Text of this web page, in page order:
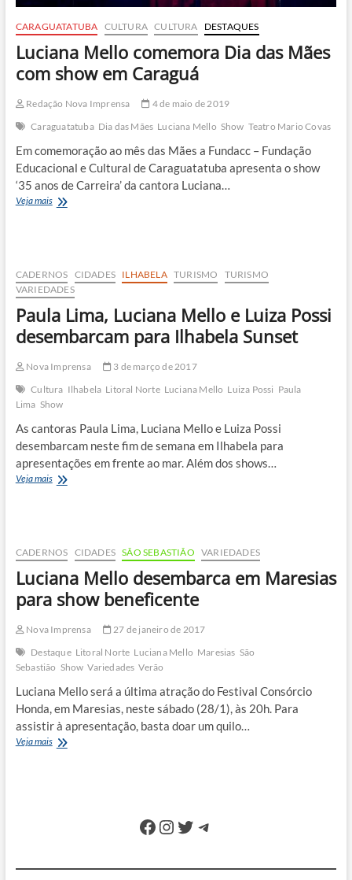
CARAGUATATUBA CULTURA CULTURA DESTAQUES
Luciana Mello comemora Dia das Mães
com show em Caraguá
Redação Nova Imprensa
4 de maio de 2019
Caraguatatuba Dia das Mães Luciana Mello Show Teatro Mario Covas
Em comemoração ao mês das Mães a Fundacc – Fundação
Educacional e Cultural de Caraguatatuba apresenta o show
‘35 anos de Carreira’ da cantora Luciana…
Veja maisLuciana
Mães
com
show
em
Caraguá
CADERNOS CIDADES ILHABELA TURISMO
TURISMO
VARIEDADES
Paula Lima, Luciana Mello e Luiza Possi
desembarcam para Ilhabela Sunset
Nova Imprensa
3 de março de 2017
Cultura Ilhabela Litoral Norte Luciana Mello Luiza Possi Paula
Lima Show
As cantoras Paula Lima, Luciana Mello e Luiza Possi
desembarcam neste fim de semana em Ilhabela para
apresentações em frente ao mar. Além dos shows…
Veja maisPaula
Luiza
Possi
desembarcam
para
Ilhabela
CADERNOS CIDADES SÃO SEBASTIÃO VARIEDADES
Luciana Mello desembarca em Maresias
para show beneficente
Nova Imprensa
27 de janeiro de 2017
Destaque Litoral Norte Luciana Mello Maresias São
Sebastião Show Variedades Verão
Luciana Mello será a última atração do Festival Consórcio
Honda, em Maresias, neste sábado (28/1), às 20h. Para
assistir à apresentação, basta doar um quilo…
Veja maisLuciana
Facebook
Instagram
Twitter
Telegram